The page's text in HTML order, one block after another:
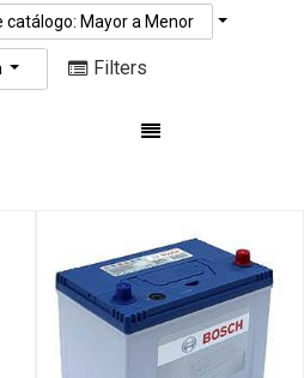
catálogo: Mayor a Menor
Filters